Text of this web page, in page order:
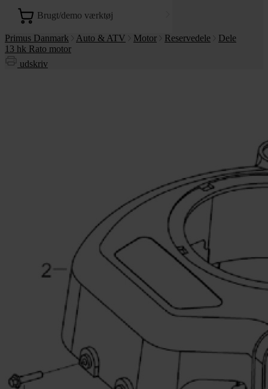
brugt/demo værktøj
Primus Danmark Auto & ATV Motor Reservedele
Dele
13 hk Rato motor
udskriv